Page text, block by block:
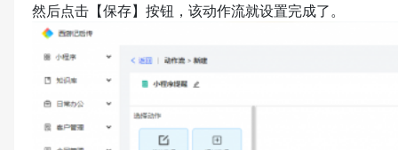
然后点击【保存】按钮，该动作流就设置完成了。